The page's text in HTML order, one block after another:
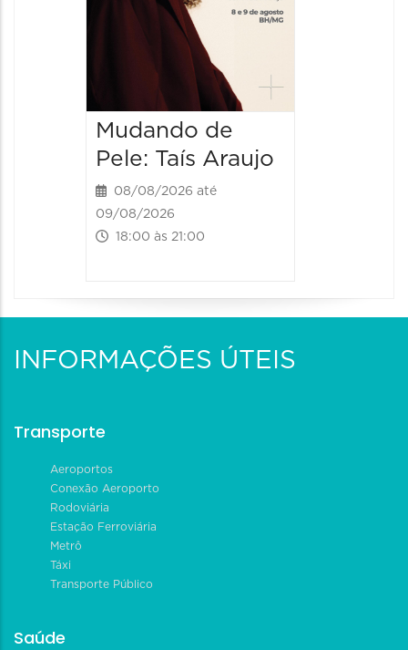
Mudando de
Pele: Taís Araujo
08/08/2026 até
09/08/2026
18:00 às 21:00
INFORMAÇÕES ÚTEIS
Transporte
Aeroportos
Conexão Aeroporto
Rodoviária
Estação Ferroviária
Metrô
Táxi
Transporte Público
Saúde